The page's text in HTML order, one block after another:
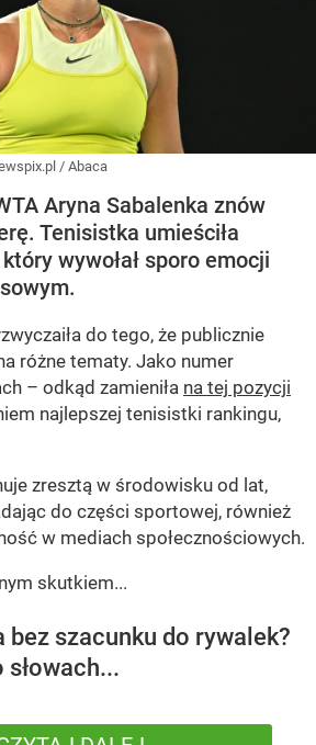
/ Abaca
Aryna Sabalenka znów
Tenisistka umieściła
wywołał sporo emocji
do tego, że publicznie
różne tematy. Jako numer
– odkąd zamieniła na tej pozycji
najlepszej tenisistki rankingu,
zresztą w środowisku od lat,
do części sportowej, również
w mediach społecznościowych.
skutkiem...
bez szacunku do rywalek?